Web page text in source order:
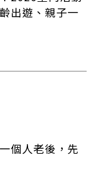
出遊、親子一
個人老後，先